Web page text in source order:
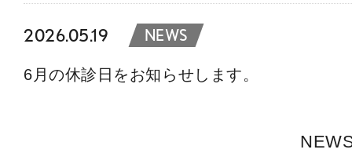
2026.05.19 NEWS
6月の休診日をお知らせします。